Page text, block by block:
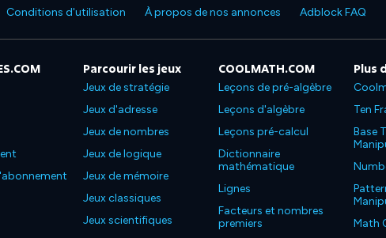
Conditions d'utilisation À propos de nos annonces Adblock FAQ
Parcourir les jeux
Jeux de stratégie
Jeux d'adresse
Jeux de nombres
Jeux de logique
Jeux de mémoire
Jeux classiques
Jeux scientifiques
COOLMATH.COM
Leçons de pré-algèbre
Leçons d'algèbre
Leçons pré-calcul
Dictionnaire
mathématique
Lignes
Facteurs et nombres
premiers
Plus
Ten
Base
Math